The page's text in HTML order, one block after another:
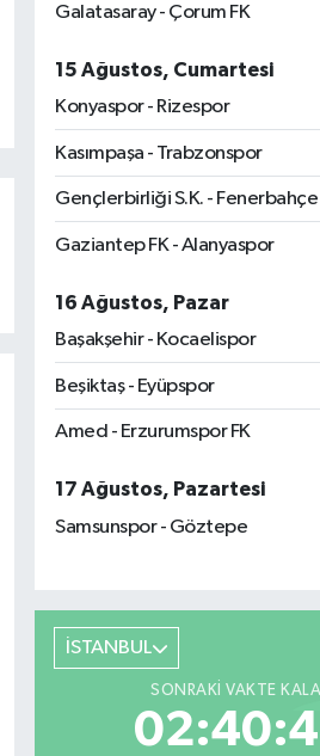
Galatasaray - Çorum FK
15 Ağustos, Cumartesi
Konyaspor - Rizespor
Kasımpaşa - Trabzonspor
Gençlerbirliği S.K. - Fenerbahçe
Gaziantep FK - Alanyaspor
16 Ağustos, Pazar
Başakşehir - Kocaelispor
Beşiktaş - Eyüpspor
Amed - Erzurumspor FK
17 Ağustos, Pazartesi
Samsunspor - Göztepe
İSTANBUL
SONRAKI VAKTE